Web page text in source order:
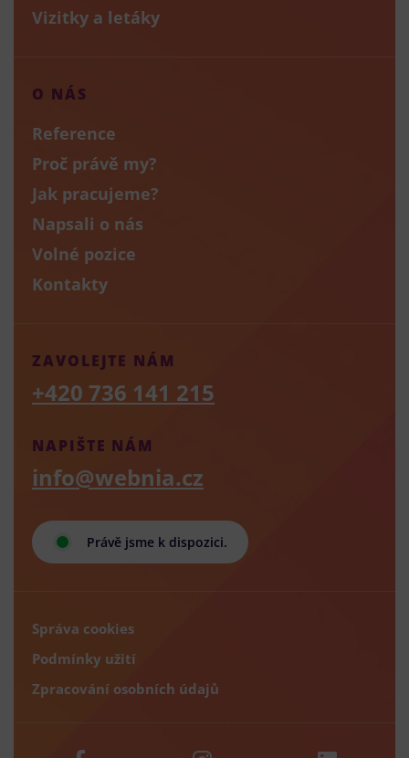
Vizitky a letáky
O NÁS
Reference
Proč právě my?
Jak pracujeme?
Napsali o nás
Volné pozice
Kontakty
Právě jsme k dispozici.
NAPIŠTE NÁM
info@webnia.cz
ZAVOLEJTE NÁM
+420 736 141 215
Správa cookies
Podmínky užití
Zpracování osobních údajů